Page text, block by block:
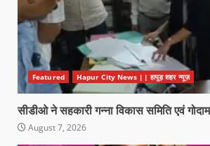
Featured Hapur City News || हापुड़ शहर न्यूज़
सीडीओ ने सहकारी गन्ना विकास समिति एवं गोदाम
August 7, 2026